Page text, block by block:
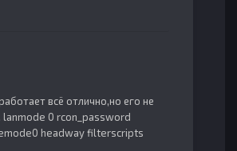
всё отлично,но его не
lanmode 0 rcon_password
headway filterscripts